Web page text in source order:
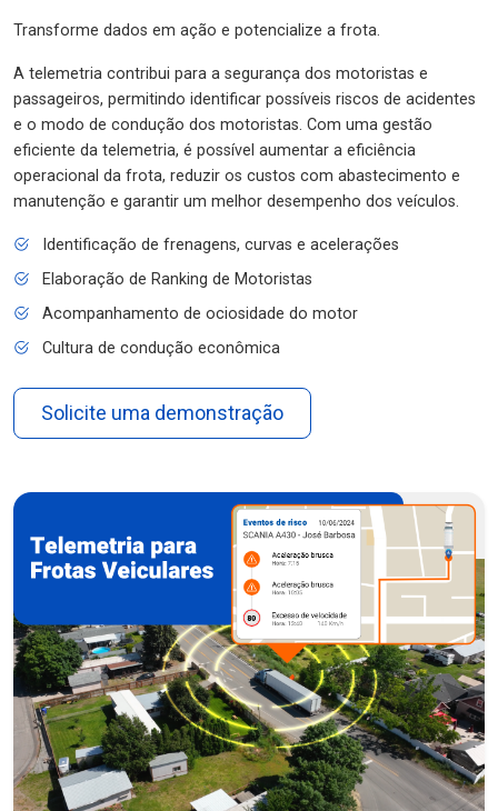
Transforme dados em ação e potencialize a frota.
A telemetria contribui para a segurança dos motoristas e
passageiros, permitindo identificar possíveis riscos de acidentes
e o modo de condução dos motoristas. Com uma gestão
eficiente da telemetria, é possível aumentar a eficiência
operacional da frota, reduzir os custos com abastecimento e
manutenção e garantir um melhor desempenho dos veículos.
Identificação de frenagens, curvas e acelerações
Elaboração de Ranking de Motoristas
Acompanhamento de ociosidade do motor
Cultura de condução econômica
Solicite uma demonstração